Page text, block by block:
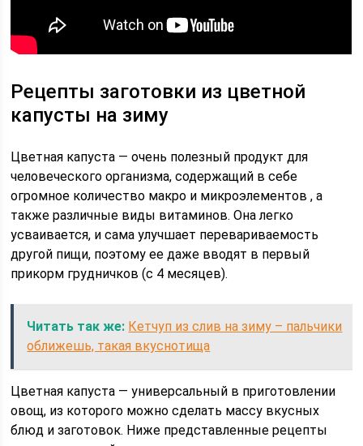
Рецепты заготовки из цветной
капусты на зиму
Цветная капуста — очень полезный продукт для
человеческого организма, содержащий в себе
огромное количество макро и микроэлементов , а
также различные виды витаминов. Она легко
усваивается, и сама улучшает перевариваемость
другой пищи, поэтому ее даже вводят в первый
прикорм грудничков (с 4 месяцев).
Читать так же: Кетчуп из слив на зиму – пальчики
оближешь, такая вкуснотища
Цветная капуста — универсальный в приготовлении
овощ, из которого можно сделать массу вкусных
блюд и заготовок. Ниже представленные рецепты